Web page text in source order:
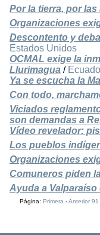
Por la tierra, por
Organizaciones
Descontento y
Estados Unidos
OCMAL exige la
Llurimagua /
Ya se escucha la
Con todo,
Viciados
son demandas a
Vídeo revelador:
Los pueblos
Organizaciones
Comuneros piden
Ayuda a
Página:Primera -Anterior 91